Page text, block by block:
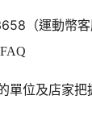
（運動幣客
單位及店家